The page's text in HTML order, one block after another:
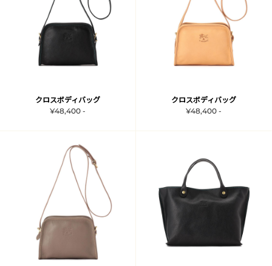
クロスボディバッグ
¥48,400 -
クロスボディバッグ
¥48,400 -